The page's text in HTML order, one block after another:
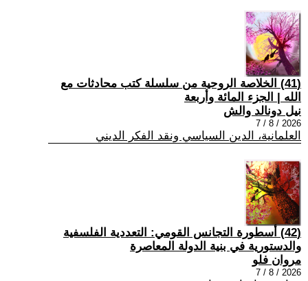
(41) الخلاصة الروحية من سلسلة كتب محادثات مع
الله | الجزء المائة وأربعة
نيل دونالد والش
2026 / 8 / 7
العلمانية، الدين السياسي ونقد الفكر الديني
(42) أسطورة التجانس القومي: التعددية الفلسفية
والدستورية في بنية الدولة المعاصرة
مروان فلو
2026 / 8 / 7